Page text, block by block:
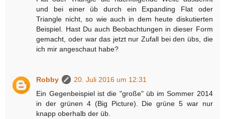
und bei einer üb durch ein Expanding Flat oder
Triangle nicht, so wie auch in dem heute diskutierten
Beispiel. Hast Du auch Beobachtungen in dieser Form
gemacht, oder war das jetzt nur Zufall bei den übs, die
ich mir angeschaut habe?
Robby
20. Juli 2016 um 12:31
Ein Gegenbeispiel ist die "große" üb im Sommer 2014
in der grünen 4 (Big Picture). Die grüne 5 war nur
knapp oberhalb der üb.